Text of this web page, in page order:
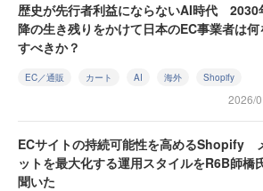
歴史が先行者利益にならないAI時代 2030
降の生き残りをかけて日本のEC事業者は何
すべきか？
EC／通販 カート AI 海外 Shopify
2026/
ECサイトの持続可能性を高めるShopify
ットを最大化する運用スタイルをR6B師橋
聞いた